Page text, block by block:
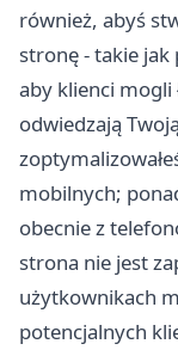
również, abyś
stronę - takie
aby klienci mogli
odwiedzają
mobilnych;
obecnie z
strona nie jest
użytkownikach
potencjalnych